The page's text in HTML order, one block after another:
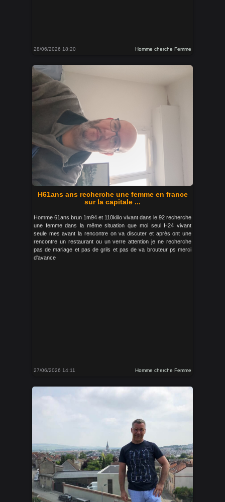
28/06/2026 18:20 Homme cherche Femme
H61ans ans recherche une femme en france
sur la capitale ...
Homme 61ans brun 1m94 et 110kiilo vivant dans le 92 recherche
une femme dans la même situation que moi seul H24 vivant
seule mes avant la rencontre on va discuter et après ont une
rencontre un restaurant ou un verre attention je ne recherche
pas de mariage et pas de grils et pas de va brouteur ps merci
d'avance
27/06/2026 14:11 Homme cherche Femme